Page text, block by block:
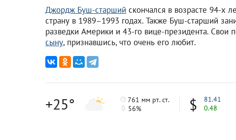
Джордж Буш-старший скончался в возрасте 94-х
страну в 1989–1993 годах. Также Буш-старший
разведки Америки и 43-го вице-президента. Свои
сыну, признавшись, что очень его любит.
+25°
761 мм рт. ст.
56%
81.41
0.48